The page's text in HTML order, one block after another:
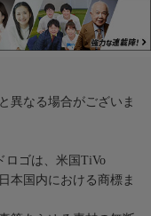
異なる場合がございま
ロゴは、米国TiVo
本国内における商標ま